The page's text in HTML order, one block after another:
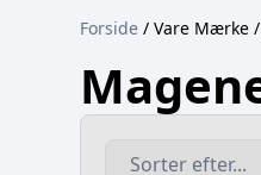
Forside / Vare Mærke